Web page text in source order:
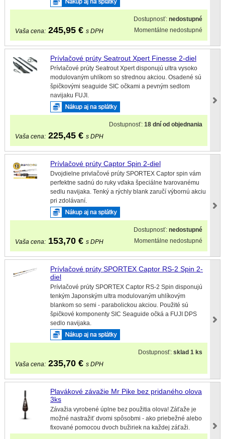
Dostupnosť:nedostupné
Vaša cena: 245,95 € s DPH Momentálne nedostupné
Prívlačové prúty Seatrout Xpert Finesse 2-diel
Prívlačové prúty Seatrout Xpert disponujú ultra vysoko
modulovaným uhlíkom so strednou akciou. Osadené sú
špičkovými seaguide SIC očkami a pevným sedlom
navijaku FUJI.
Dostupnosť:18 dní od objednania
Vaša cena: 225,45 € s DPH
Prívlačové prúty Captor Spin 2-diel
Dvojdielne privlačové prúty SPORTEX Captor spin vám
perfektne sadnú do ruky vďaka špeciálne tvarovanému
sedlu navijaka. Tenký a rýchly blank zaručí výbornú akciu
pri zdolávaní.
Dostupnosť:nedostupné
Vaša cena: 153,70 € s DPH Momentálne nedostupné
Prívlačové prúty SPORTEX Captor RS-2 Spin 2-
diel
Prívlačové prúty SPORTEX Captor RS-2 Spin disponujú
tenkým Japonským ultra modulovaným uhlíkovým
blankom so semi - parabolickou akciou. Použité sú
špičkové komponenty SIC Seaguide očká a FUJI DPS
sedlo navijaka.
Dostupnosť:sklad 1 ks
Vaša cena: 235,70 € s DPH
Plavákové závažie Mr Pike bez pridaného olova
3ks
Závažia vyrobené úplne bez použitia olova! Záťaže je
možné nastražiť dvomi spôsobmi - ako priebežné alebo
fixované pomocou dvoch bužiriek na každej záťaži.